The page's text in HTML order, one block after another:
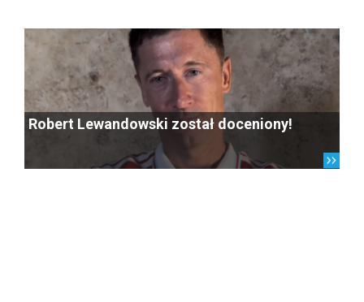
Robert Lewandowski został doceniony!